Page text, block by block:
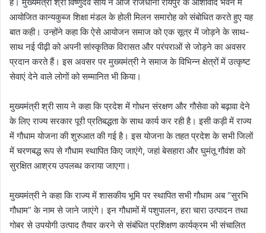
आयोजित कान्यकुब्ज शिक्षा मंडल के होली मिलन समारोह को संबोधित करते हुए यह
बात कही। उन्होंने कहा कि ऐसे आयोजन समाज को एक सूत्र में जोड़ने के साथ-
साथ नई पीढ़ी को अपनी सांस्कृतिक विरासत और परंपराओं से जोड़ने का अवसर
प्रदान करते हैं। इस अवसर पर मुख्यमंत्री ने समाज के विभिन्न क्षेत्रों में उत्कृष्ट
सेवाएं देने वाले लोगों को सम्मानित भी किया।
मुख्यमंत्री श्री साय ने कहा कि प्रदेश में गोधन संरक्षण और गौसेवा को बढ़ावा देने
के लिए राज्य सरकार पूरी प्रतिबद्धता के साथ कार्य कर रही है। इसी कड़ी में राज्य
में गौधाम योजना की शुरुआत की गई है। इस योजना के तहत प्रदेश के सभी जिलों
में चरणबद्ध रूप से गौधाम स्थापित किए जाएंगे, जहां बेसहारा और घुमंतू गौवंश को
सुरक्षित आश्रय उपलब्ध कराया जाएगा।
मुख्यमंत्री ने कहा कि राज्य में शासकीय भूमि पर स्थापित सभी गौधाम अब “सुरभि
गौधाम” के नाम से जाने जाएंगे। इन गौधामों में पशुपालन, हरा चारा उत्पादन तथा
गोबर से उपयोगी उत्पाद तैयार करने से संबंधित प्रशिक्षण कार्यक्रम भी संचालित